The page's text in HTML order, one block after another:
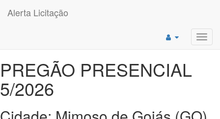
Alerta Licitação
PREGÃO PRESENCIAL
5/2026